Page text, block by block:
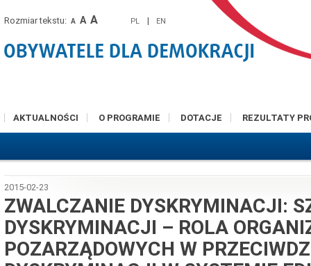
Rozmiar tekstu: A A A PL | EN
AKTUALNOŚCI O PROGRAMIE DOTACJE REZULTATY
2015-02-23
ZWALCZANIE DYSKRYMINACJI:
DYSKRYMINACJI – ROLA
POZARZĄDOWYCH W